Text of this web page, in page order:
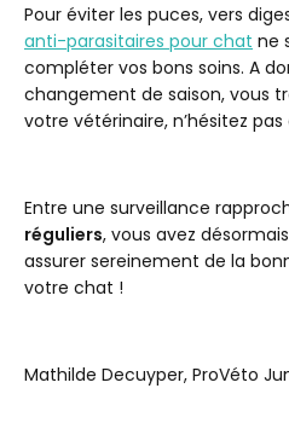
Pour éviter les puces, vers
anti-parasitaires pour chat ne
compléter vos bons soins. A
changement de saison, vous
votre vétérinaire, n’hésitez
Entre une surveillance
réguliers, vous avez
assurer sereinement de la
votre chat !
Mathilde Decuyper, ProVéto